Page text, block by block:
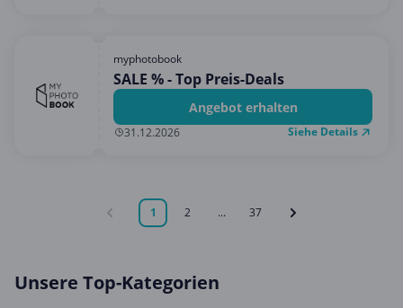
myphotobook
SALE % - Top Preis-Deals
Angebot erhalten
31.12.2026 Siehe Details
1 2 ... 37
Unsere Top-Kategorien